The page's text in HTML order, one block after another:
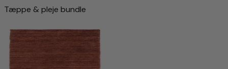
Tæppe & pleje bundle